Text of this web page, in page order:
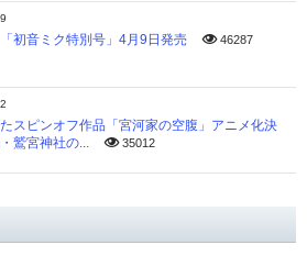
「初音ミク特別号」4月9日発売 46287
スピンオフ作品「宮河家の空腹」アニメ化決
鷲宮神社の...
35012